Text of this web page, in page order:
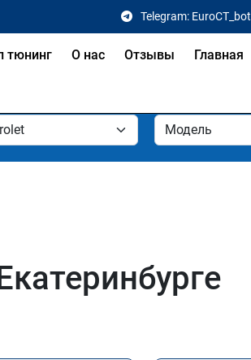
Telegram: EuroCT_bot
тюнинг О нас Отзывы Главная